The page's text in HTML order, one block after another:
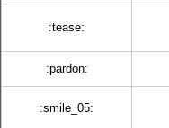
:tease:
:pardon:
:smile_05: